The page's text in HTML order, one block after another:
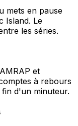
mets en pause
Island. Le
les séries.
et
à rebours
fin d'un minuteur.